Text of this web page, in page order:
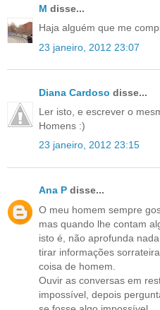
M disse...
Haja alguém que me
23 janeiro, 2012 23:07
Diana Cardoso disse...
Ler isto, e escrever o
Homens :)
23 janeiro, 2012 23:15
Ana P disse...
O meu homem sempre
mas quando lhe contam
isto é, não aprofunda
tirar informações
coisa de homem.
Ouvir as conversas em
impossível, depois